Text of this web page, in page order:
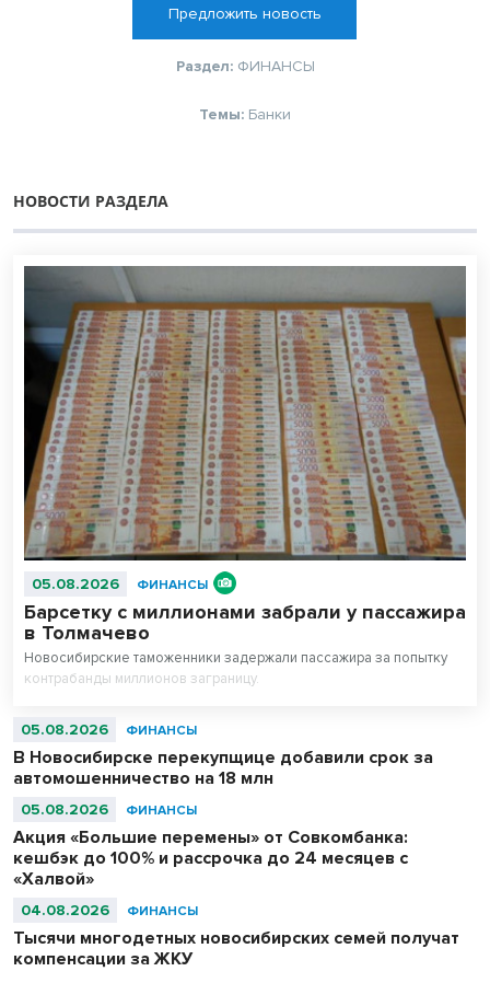
Предложить новость
Раздел: ФИНАНСЫ
Темы: Банки
НОВОСТИ РАЗДЕЛА
05.08.2026 ФИНАНСЫ
Барсетку с миллионами забрали у пассажира
в Толмачево
Новосибирские таможенники задержали пассажира за попытку
контрабанды миллионов заграницу.
05.08.2026 ФИНАНСЫ
В Новосибирске перекупщице добавили срок за
автомошенничество на 18 млн
05.08.2026 ФИНАНСЫ
Акция «Большие перемены» от Совкомбанка:
кешбэк до 100% и рассрочка до 24 месяцев с
«Халвой»
04.08.2026 ФИНАНСЫ
Тысячи многодетных новосибирских семей получат
компенсации за ЖКУ